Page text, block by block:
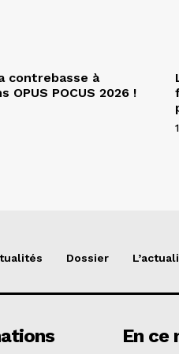
contrebasse à
OPUS POCUS 2026 !
Dossier
En ce